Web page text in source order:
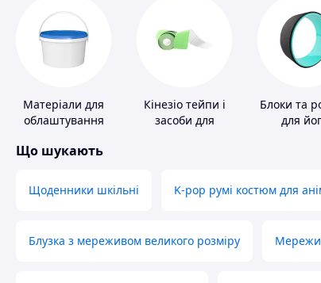
Матеріали для
облаштування
підлог
Кінезіо тейпи і
засоби для
Блоки та
для
Що шукають
Щоденники шкільні K-pop румі костюм для
Блузка з мереживом великого розміру